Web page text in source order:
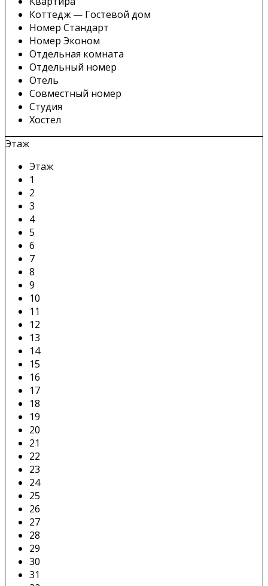
Коттедж — Гостевой дом
Номер Стандарт
Номер Эконом
Отдельная комната
Отдельный номер
Отель
Совместный номер
Студия
Хостел
Этаж
Этаж
1
2
3
4
5
6
7
8
9
10
11
12
13
14
15
16
17
18
19
20
21
22
23
24
25
26
27
28
29
30
31